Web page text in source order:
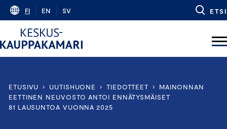
Skip
content
FI EN SV ETSI
ETUSIVU › UUTISHUONE › TIEDOTTEET ›
MAINONNAN
EETTINEN NEUVOSTO ANTOI ENNÄTYSMÄISET
81 LAUSUNTOA VUONNA 2025